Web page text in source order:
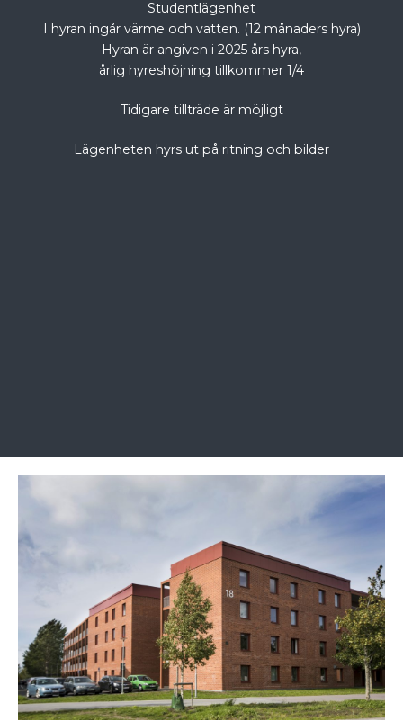
Studentlägenhet
I hyran ingår värme och vatten. (12 månaders hyra)
Hyran är angiven i 2025 års hyra,
årlig hyreshöjning tillkommer 1/4
Tidigare tillträde är möjligt
Lägenheten hyrs ut på ritning och bilder